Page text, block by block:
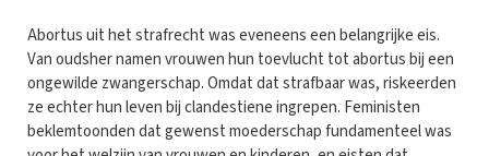
Abortus uit het strafrecht was eveneens een belangrijke eis.
Van oudsher namen vrouwen hun toevlucht tot abortus bij een
ongewilde zwangerschap. Omdat dat strafbaar was, riskeerden
ze echter hun leven bij clandestiene ingrepen. Feministen
beklemtoonden dat gewenst moederschap fundamenteel was